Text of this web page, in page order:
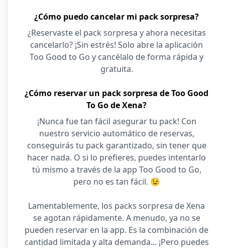
¿Cómo puedo cancelar mi pack sorpresa?
¿Reservaste el pack sorpresa y ahora necesitas
cancelarlo? ¡Sin estrés! Solo abre la aplicación
Too Good to Go y cancélalo de forma rápida y
gratuita.
¿Cómo reservar un pack sorpresa de Too Good
To Go de Xena?
¡Nunca fue tan fácil asegurar tu pack! Con
nuestro servicio automático de reservas,
conseguirás tu pack garantizado, sin tener que
hacer nada. O si lo prefieres, puedes intentarlo
tú mismo a través de la app Too Good to Go,
pero no es tan fácil. 😉
Lamentablemente, los packs sorpresa de Xena
se agotan rápidamente. A menudo, ya no se
pueden reservar en la app. Es la combinación de
cantidad limitada y alta demanda... ¡Pero puedes